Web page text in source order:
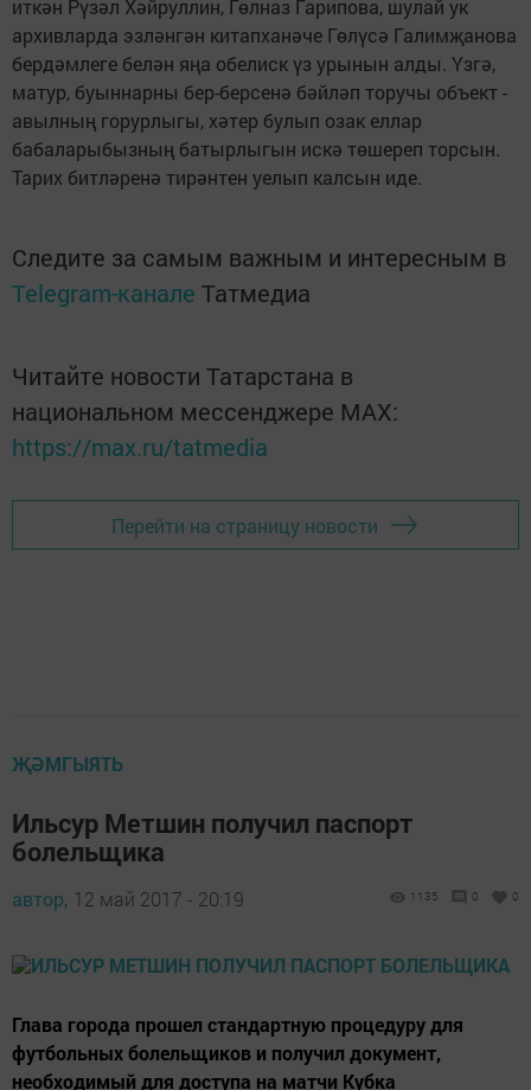
иткән Рүзәл Хәйруллин, Гөлназ Гарипова, шулай ук
архивларда эзләнгән китапханәче Гөлүсә Галимҗанова
бердәмлеге белән яңа обелиск үз урынын алды. Үзгә,
матур, буыннарны бер-берсенә бәйләп торучы объект -
авылның горурлыгы, хәтер булып озак еллар
бабаларыбыз­ның батырлыгын искә төшереп торсын.
Тарих битләренә тирәнтен уелып калсын иде.
Следите за самым важным и интересным в
Telegram-канале Татмедиа
Читайте новости Татарстана в
национальном мессенджере MАХ:
https://max.ru/tatmedia
Перейти на страницу новости
ҖӘМГЫЯТЬ
Ильсур Метшин получил паспорт
болельщика
автор, 12 май 2017 - 20:19 1135 0 0
Глава города прошел стандартную процедуру для
футбольных болельщиков и получил документ,
необходимый для доступа на матчи Кубка